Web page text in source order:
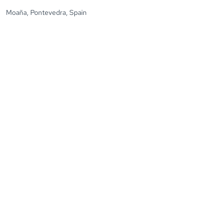
Moaña, Pontevedra, Spain